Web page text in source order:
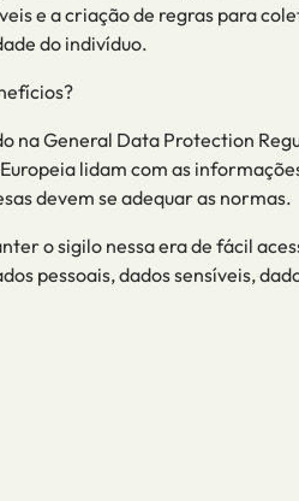
e a criação de regras para
do indivíduo.
na General Data Protection
lidam com as
devem se adequar as normas.
o sigilo nessa era de fácil
pessoais, dados sensíveis,